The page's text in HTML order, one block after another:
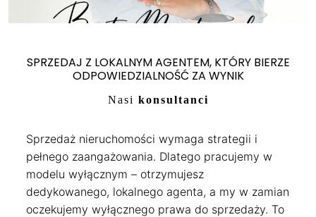
SPRZEDAJ Z LOKALNYM AGENTEM, KTÓRY BIERZE
ODPOWIEDZIALNOŚĆ ZA WYNIK
Nasi konsultanci
Sprzedaż nieruchomości wymaga strategii i
pełnego zaangażowania. Dlatego pracujemy w
modelu wyłącznym – otrzymujesz
dedykowanego, lokalnego agenta, a my w zamian
oczekujemy wyłącznego prawa do sprzedaży. To